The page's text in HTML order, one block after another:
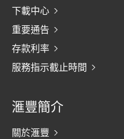
下載中心
重要通告
存款利率
服務指示截止時間
滙豐簡介
關於滙豐